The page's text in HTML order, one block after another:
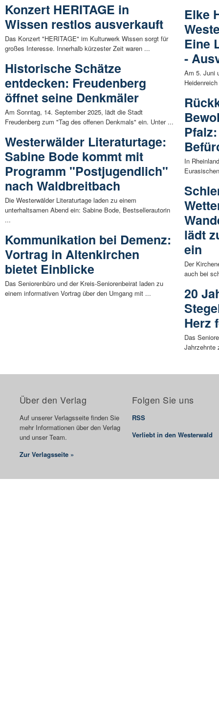
Konzert HERITAGE in
Wissen restlos ausverkauft
Das Konzert "HERITAGE" im Kulturwerk Wissen sorgt für
großes Interesse. Innerhalb kürzester Zeit waren ...
Historische Schätze
entdecken: Freudenberg
öffnet seine Denkmäler
Am Sonntag, 14. September 2025, lädt die Stadt
Freudenberg zum "Tag des offenen Denkmals" ein. Unter ...
Westerwälder Literaturtage:
Sabine Bode kommt mit
Programm "Postjugendlich"
nach Waldbreitbach
Die Westerwälder Literaturtage laden zu einem
unterhaltsamen Abend ein: Sabine Bode, Bestsellerautorin
...
Kommunikation bei Demenz:
Vortrag in Altenkirchen
bietet Einblicke
Das Seniorenbüro und der Kreis-Seniorenbeirat laden zu
einem informativen Vortrag über den Umgang mit ...
Elke
Eine
-
Am 5. Juni
In
lädt
ein
Der
auch bei
20
Herz
Das
Jahrzehnte
Über den Verlag
Auf unserer Verlagsseite finden Sie
mehr Informationen über den Verlag
und unser Team.
Zur Verlagsseite »
Folgen Sie uns
RSS
Verliebt in den Westerwald